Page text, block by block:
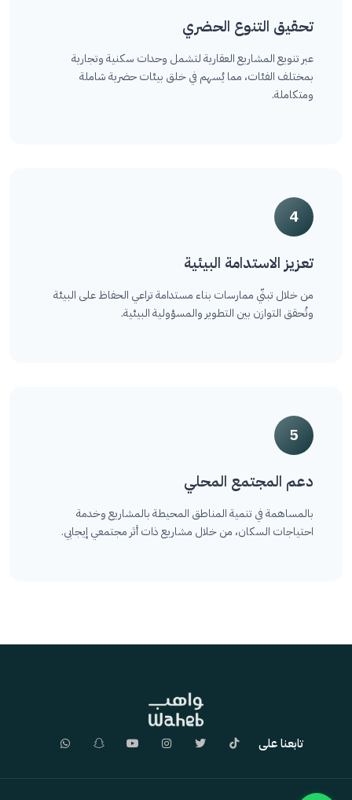
تحقيق التنوع الحضري
عبر تنويع المشاريع العقارية لتشمل وحدات سكنية وتجارية
بمختلف الفئات، مما يُسهم في خلق بيئات حضرية شاملة
ومتكاملة.
4
تعزيز الاستدامة البيئية
من خلال تبنّي ممارسات بناء مستدامة تراعي الحفاظ على البيئة
وتُحقق التوازن بين التطوير والمسؤولية البيئية.
5
دعم المجتمع المحلي
بالمساهمة في تنمية المناطق المحيطة بالمشاريع وخدمة
احتياجات السكان، من خلال مشاريع ذات أثر مجتمعي إيجابي.
تابعنا على